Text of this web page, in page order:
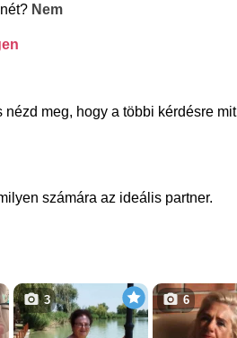
Nem
nézd meg, hogy a többi kérdésre
számára az ideális partner.
3 6